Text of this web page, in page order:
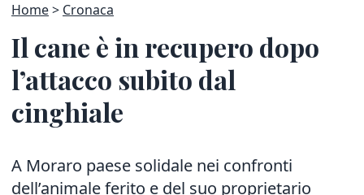
Home Cronaca
Il cane è in recupero dopo
l’attacco subito dal
cinghiale
A Moraro paese solidale nei confronti
dell’animale ferito e del suo proprietario